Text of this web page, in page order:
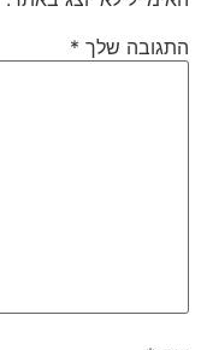
התגובה שלך *